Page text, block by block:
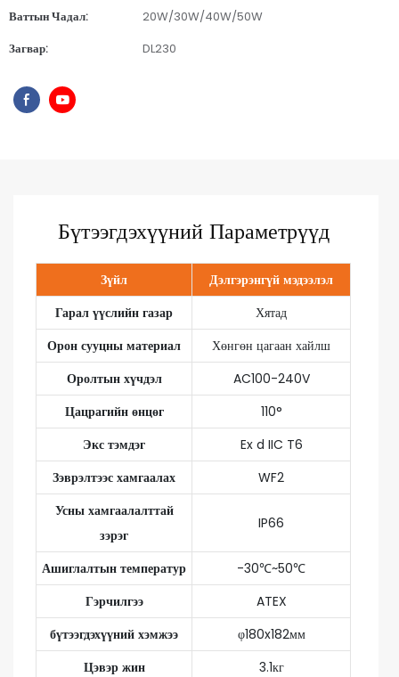
Ваттын Чадал:
20W/30W/40W/50W
Загвар:
DL230
Бүтээгдэхүүний Параметрүүд
Зүйл
Дэлгэрэнгүй мэдээлэл
Гарал үүслийн газар
Хятад
Орон сууцны материал
Хөнгөн цагаан хайлш
Оролтын хүчдэл
AC100-240V
Цацрагийн өнцөг
110°
Экс тэмдэг
Ex d IIC T6
Зэврэлтээс хамгаалах
WF2
Усны хамгаалалттай
зэрэг
IP66
Ашиглалтын температур
-30℃~50℃
Гэрчилгээ
ATEX
бүтээгдэхүүний хэмжээ
φ180x182мм
Цэвэр жин
3.1кг